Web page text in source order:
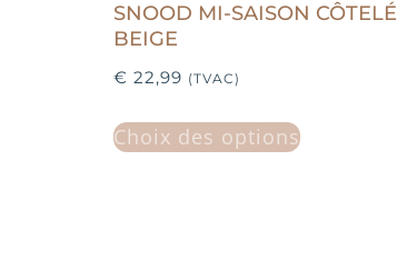
SNOOD MI-SAISON CÔTELÉ
BEIGE
€ 22,99 (TVAC)
Choix des options